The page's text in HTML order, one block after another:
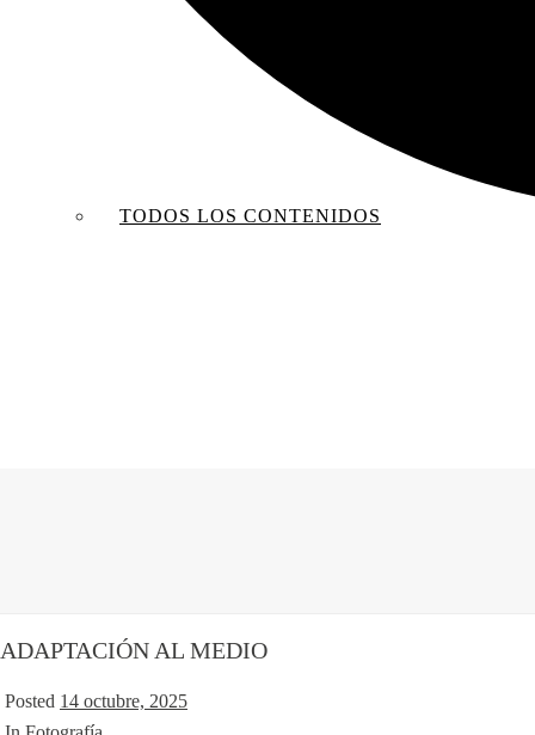
TODOS LOS CONTENIDOS
ADAPTACIÓN AL MEDIO
Posted 14 octubre, 2025